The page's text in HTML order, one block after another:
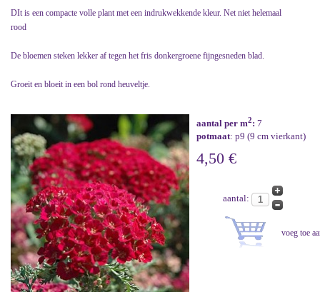
DIt is een compacte volle plant met een indrukwekkende kleur. Net niet helemaal
rood
De bloemen steken lekker af tegen het fris donkergroene fijngesneden blad.
Groeit en bloeit in een bol rond heuveltje.
aantal per m2: 7
potmaat: p9 (9 cm vierkant)
4,50 €
aantal: